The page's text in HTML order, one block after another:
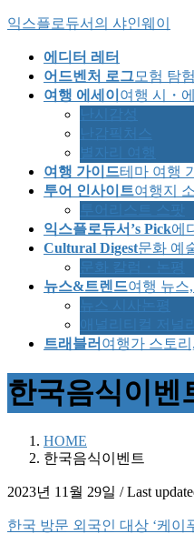
Skip
content
Skip
Navigation
익스플로듀서의 샤인웨이
에디터 레터
어드벤처 로그모험 탐
여행 에세이 여행 시・
난시감성
난감픽처스
별자리 여행
여행 가이드테마 여행
투어 인사이트여행지
투어리스트 스팟
익스플로듀서’s Pick에
Cultural Digest문화 예
문화 칼럼・논평
뉴스&트렌드여행 뉴스
뉴스 시사논평
애널리티컬 저널
트래블러 여행가 스토
한국음식이벤
HOME
한국음식이벤트
2023년 11월 29일 / Last
한국 방문 외국인 대상 ‘케이